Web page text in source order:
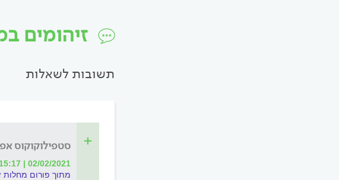
זיהומים
תשובות לשאלות
סטפילוקוקוס
02/02/2021 | 15:17 | מאת: מירי
מתוך פורום מחלות